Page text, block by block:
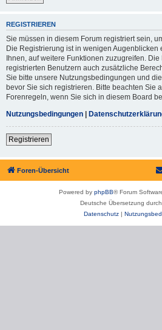
REGISTRIEREN
Sie müssen in diesem Forum registriert sein,
Die Registrierung ist in wenigen Augenblicken
Ihnen, auf weitere Funktionen zuzugreifen.
registrierten Benutzern auch zusätzliche
Sie bitte unsere Nutzungsbedingungen und
bevor Sie sich registrieren. Bitte beachten Sie
Forenregeln, wenn Sie sich in diesem Board
Nutzungsbedingungen |
Registrieren
Foren-Übersicht
Powered by phpBB® Forum
Deutsche Übersetzung durch
Datenschutz|